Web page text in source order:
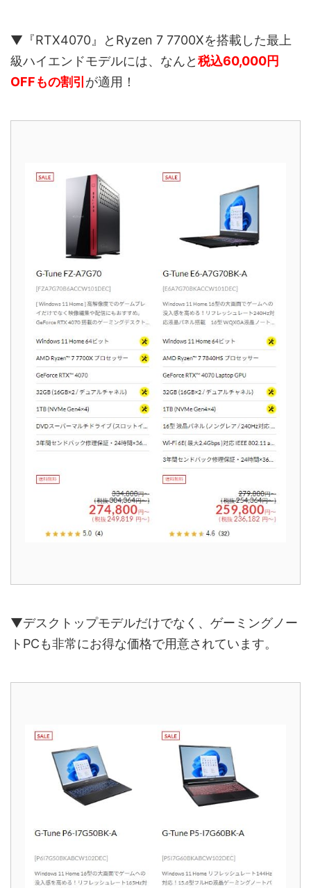
▼『RTX4070』とRyzen 7 7700Xを搭載した最上
級ハイエンドモデルには、なんと税込60,000円
OFFもの割引 が適用！
▼デスクトップモデルだけでなく、ゲーミングノー
トPCも非常にお得な価格で用意されています。